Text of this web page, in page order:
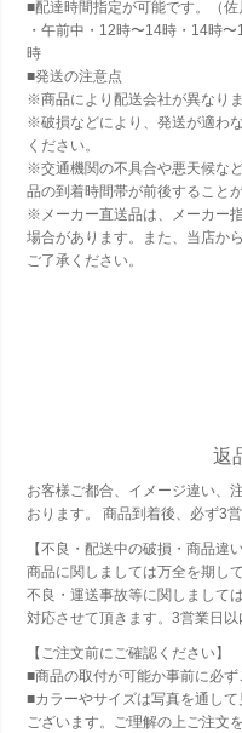
■配達時間指定が可能です。（佐
・午前中・12時〜14時・14時
時
■発送の注意点
※商品により配送会社が異なりま
※破損などにより、発送が適わ
ください。
※交通機関の不具合や悪天候な
品の到着時間帯が前後すること
※メーカー直送品は、メーカー
場合があります。また、当店か
ご了承ください。
返
お客様ご都合、イメージ違い、
おります。 商品到着後、必ず3
【不良・配送中の破損・商品違
商品に関しましては万全を期し
不良・運送事故等に関しまして
対応させて頂きます。3営業日以
【ご注文前にご確認ください】
■商品の取付が可能か事前に必ず
■カラーやサイズは写真を通し
ございます。ご理解の上ご注文